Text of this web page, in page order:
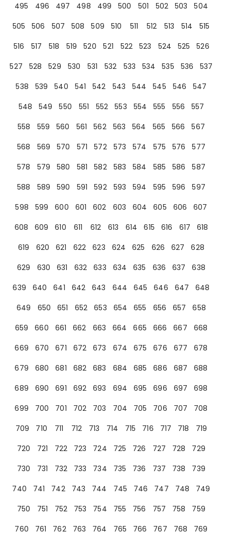
495
496 497 498 499 500 501 502 503
504
505
506 507 508 509 510 511 512 513 514
515
516
517 518 519 520 521 522 523 524 525
526
527
528 529 530 531 532 533 534 535 536
537
538
539 540 541 542 543 544 545 546
547
548
549 550 551 552 553 554 555 556
557
558
559 560 561 562 563 564 565 566
567
568
569 570 571 572 573 574 575 576
577
578
579 580 581 582 583 584 585 586
587
588
589 590 591 592 593 594 595 596
597
598
599 600 601 602 603 604 605 606
607
608
609 610 611 612 613 614 615 616 617
618
619
620 621 622 623 624 625 626 627
628
629
630 631 632 633 634 635 636 637
638
639
640 641 642 643 644 645 646 647
648
649
650 651 652 653 654 655 656 657
658
659
660 661 662 663 664 665 666 667
668
669
670 671 672 673 674 675 676 677
678
679
680 681 682 683 684 685 686 687
688
689
690 691 692 693 694 695 696 697
698
699
700 701 702 703 704 705 706 707
708
709
710 711 712 713 714 715 716 717 718
719
720
721 722 723 724 725 726 727 728
729
730
731 732 733 734 735 736 737 738
739
740
741 742 743 744 745 746 747 748
749
750
751 752 753 754 755 756 757 758
759
760
761 762 763 764 765 766 767 768
769